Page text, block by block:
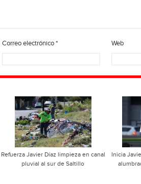
Correo electrónico* Web
Refuerza Javier Díaz limpieza en canal
pluvial al sur de Saltillo
Inicia